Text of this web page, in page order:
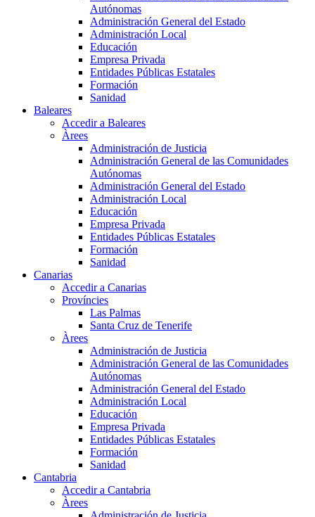
Autónomas
Administración General del Estado
Administración Local
Educación
Empresa Privada
Entidades Públicas Estatales
Formación
Sanidad
Baleares
Accedir a Baleares
Àrees
Administración de Justicia
Administración General de las Comunidades
Autónomas
Administración General del Estado
Administración Local
Educación
Empresa Privada
Entidades Públicas Estatales
Formación
Sanidad
Canarias
Accedir a Canarias
Províncies
Las Palmas
Santa Cruz de Tenerife
Àrees
Administración de Justicia
Administración General de las Comunidades
Autónomas
Administración General del Estado
Administración Local
Educación
Empresa Privada
Entidades Públicas Estatales
Formación
Sanidad
Cantabria
Accedir a Cantabria
Àrees